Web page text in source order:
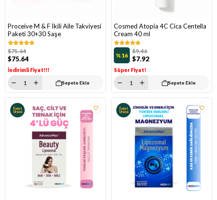
Proceive M & F İkili Aile Takviyesi
Paketi 30+30 Saşe
$75.64
$75.64
İndirimli Fiyat!!!
Sepete Ekle
Cosmed Atopia 4C Cica Centella
Cream 40 ml
%16 $7.92
$9.46
Süper Fiyat!
Sepete Ekle
Fırsat
Ürünü
Fırsat
Ürünü